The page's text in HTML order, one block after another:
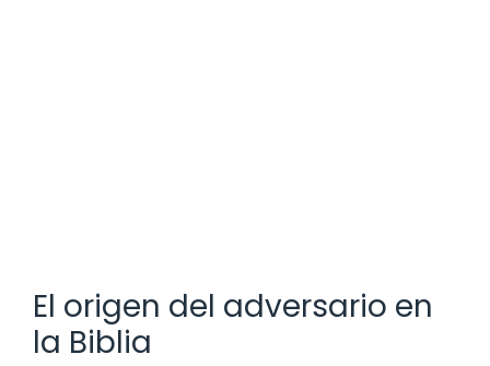
El origen del adversario en
la Biblia